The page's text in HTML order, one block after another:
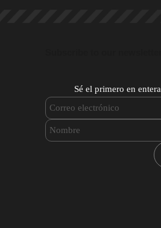
Sé el primero en